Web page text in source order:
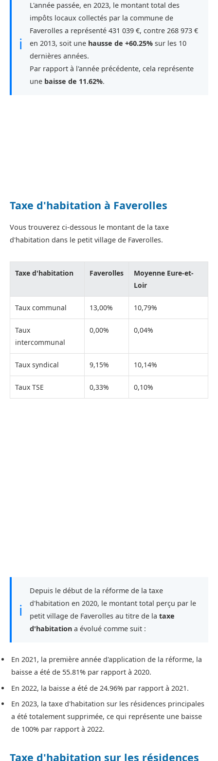
ℹ
L'année passée, en 2023, le montant total des
impôts locaux collectés par la commune de
Faverolles a représenté 431 039 €, contre 268 973 €
en 2013, soit une hausse de +60.25% sur les 10
dernières années.
Par rapport à l'année précédente, cela représente
une baisse de 11.62%.
Taxe d'habitation à Faverolles
Vous trouverez ci-dessous le montant de la taxe
d'habitation dans le petit village de Faverolles.
Taxe d'habitation Faverolles
Moyenne Eure-et-
Loir
Taux communal 13,00% 10,79%
Taux
intercommunal
0,00% 0,04%
Taux syndical 9,15% 10,14%
Taux TSE 0,33% 0,10%
ℹ
Depuis le début de la réforme de la taxe
d'habitation en 2020, le montant total perçu par le
petit village de Faverolles au titre de la taxe
d'habitation a évolué comme suit :
En 2021, la première année d'application de la réforme, la
baisse a été de 55.81% par rapport à 2020.
En 2022, la baisse a été de 24.96% par rapport à 2021.
En 2023, la taxe d'habitation sur les résidences principales
a été totalement supprimée, ce qui représente une baisse
de 100% par rapport à 2022.
Taxe d'habitation sur les résidences